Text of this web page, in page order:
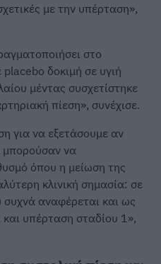
με την υπέρταση»,
στο
δοκιμή σε υγιή
μέντας συσχετίστηκε
πίεση», συνέχισε.
για να εξετάσουμε αν
να
όπου η μείωση της
κλινική σημασία: σε
αναφέρεται και ως
υπέρταση σταδίου 1»,